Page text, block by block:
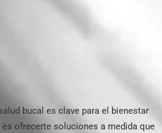
bucal es clave para el bienestar
ofrecerte soluciones a medida que